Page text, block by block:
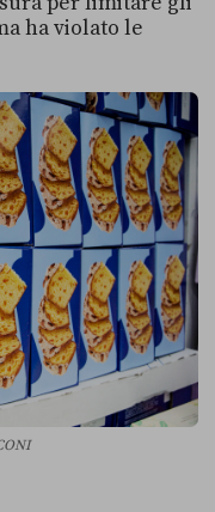
ha violato le